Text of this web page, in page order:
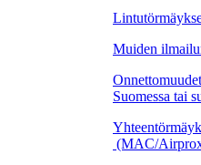
Muiden
Suomessa tai
(MAC/